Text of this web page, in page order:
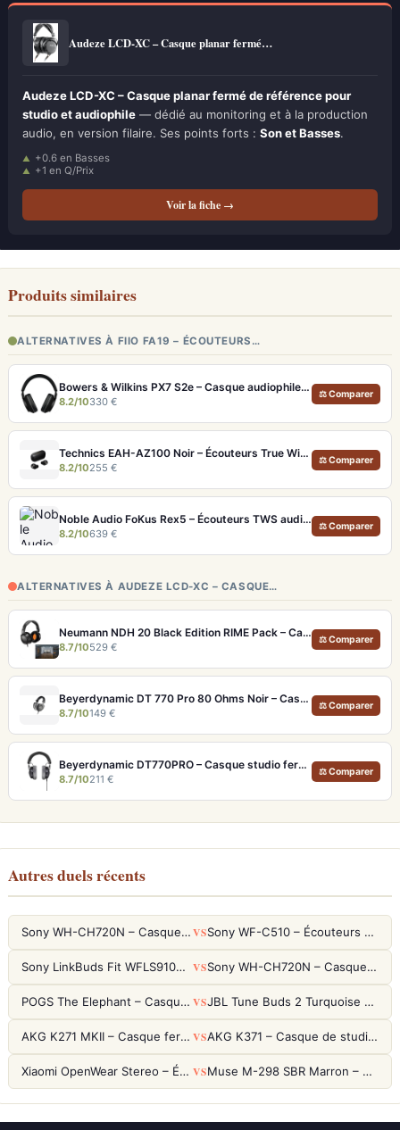
Audeze LCD-XC – Casque planar fermé…
Audeze LCD-XC – Casque planar fermé de référence pour
studio et audiophile — dédié au monitoring et à la production
audio, en version filaire. Ses points forts : Son et Basses.
+0.6 en Basses
+1 en Q/Prix
Voir la fiche →
Produits similaires
ALTERNATIVES À FIIO FA19 – ÉCOUTEURS…
Bowers & Wilkins PX7 S2e – Casque audiophile sans fil ANC 30h
8.2/10330 €
⚖ Comparer
Technics EAH-AZ100 Noir – Écouteurs True Wireless audiophiles avec drivers MFD et autonomie 29h
8.2/10255 €
⚖ Comparer
Noble Audio FoKus Rex5 – Écouteurs TWS audiophiles tribrides
8.2/10639 €
⚖ Comparer
ALTERNATIVES À AUDEZE LCD-XC – CASQUE…
Neumann NDH 20 Black Edition RIME Pack – Casque studio fermé pour monitoring pro et immersion binaurale
8.7/10529 €
⚖ Comparer
Beyerdynamic DT 770 Pro 80 Ohms Noir – Casque studio fermé pour monitoring précis
8.7/10149 €
⚖ Comparer
Beyerdynamic DT770PRO – Casque studio fermé pour un monitoring précis et isolé
8.7/10211 €
⚖ Comparer
Autres duels récents
Sony WH-CH720N – Casque ANC 35h, Ultra-léger (192g) avec Processeur V1 VS Sony WF-C510 – Écouteurs True Wireless compacts, autonomie 22h et multipoint
Sony LinkBuds Fit WFLS910NW Blanc – Écouteurs Sport Ailes ANC VS Sony WH-CH720N – Casque ANC 35h, Ultra-léger (192g) avec Processeur V1
POGS The Elephant – Casque Filaire Enfants 85dB POGS-Safe™ (Éco-Responsable) VS JBL Tune Buds 2 Turquoise – Écouteurs True Wireless avec ANC et autonomie 48h
AKG K271 MKII – Casque fermé studio fiable pour une écoute neutre VS AKG K371 – Casque de studio fermé 50mm titane, réponse 5Hz-50kHz
Xiaomi OpenWear Stereo – Écouteurs Open-Ear Hi-Res avec réduction de fuite sonore VS Muse M-298 SBR Marron – Casque Bluetooth ANC avec 66h d'autonomie